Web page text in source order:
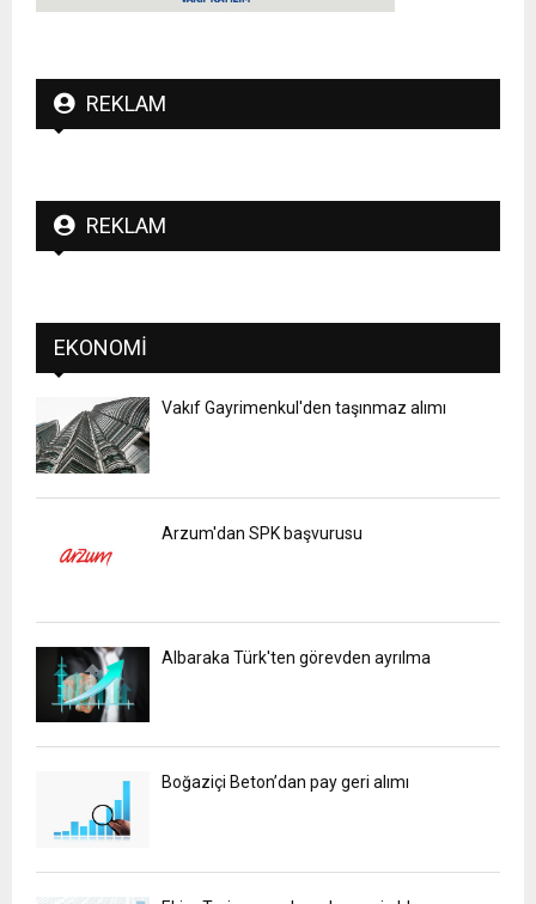
REKLAM
REKLAM
EKONOMI
Vakıf Gayrimenkul'den taşınmaz alımı
Arzum'dan SPK başvurusu
Albaraka Türk'ten görevden ayrılma
Boğaziçi Beton’dan pay geri alımı